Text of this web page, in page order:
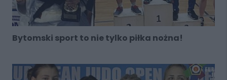
Bytomski sport to nie tylko piłka nożna!